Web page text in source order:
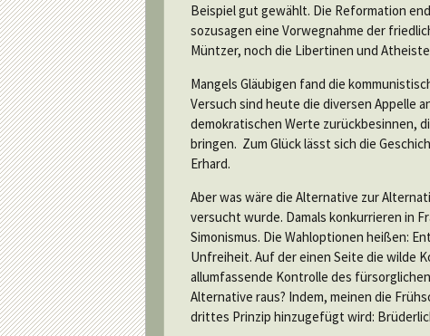
Beispiel gut gewählt. Die Reformation
sozusagen eine Vorwegnahme der
Müntzer, noch die Libertinen und
Mangels Gläubigen fand die
Versuch sind heute die diversen Appelle
demokratischen Werte zurückbesinnen,
bringen. Zum Glück lässt sich die
Erhard.
Aber was wäre die Alternative zur
versucht wurde. Damals konkurrieren in
Simonismus. Die Wahloptionen heißen:
Unfreiheit. Auf der einen Seite die wilde
allumfassende Kontrolle des
Alternative raus? Indem, meinen die
drittes Prinzip hinzugefügt wird: